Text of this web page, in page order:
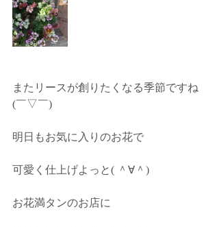
またリースが創りたくなる季節ですね
(￣▽￣)
明日もお気に入りのお花で
可愛く仕上げよっと( ＾∀＾)
お花満タンのお店に